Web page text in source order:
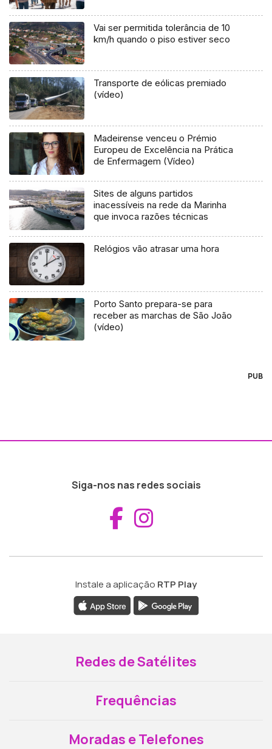
Vai ser permitida tolerância de 10
km/h quando o piso estiver seco
Transporte de eólicas premiado
(vídeo)
Madeirense venceu o Prémio
Europeu de Excelência na Prática
de Enfermagem (Vídeo)
Sites de alguns partidos
inacessíveis na rede da Marinha
que invoca razões técnicas
Relógios vão atrasar uma hora
Porto Santo prepara-se para
receber as marchas de São João
(vídeo)
PUB
Siga-nos nas redes sociais
Aceder ao
Instale a aplicação RTP Play
Redes de Satélites
Frequências
Moradas e Telefones